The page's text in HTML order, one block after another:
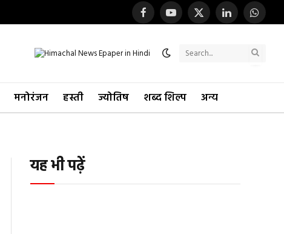
FacebookYouTube
X
LinkedIn
मनोरंजन हस्ती ज्योतिष शब्द शिल्प अन्य
यह भी पढ़ें